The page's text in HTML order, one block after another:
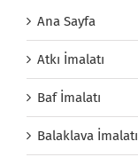
Ana Sayfa
Atkı İmalatı
Baf İmalatı
Balaklava İmalatı